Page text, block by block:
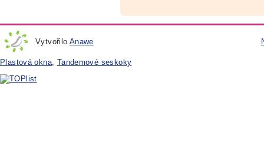
Vytvořilo Anawe
Plastová okna Tandemové seskoky